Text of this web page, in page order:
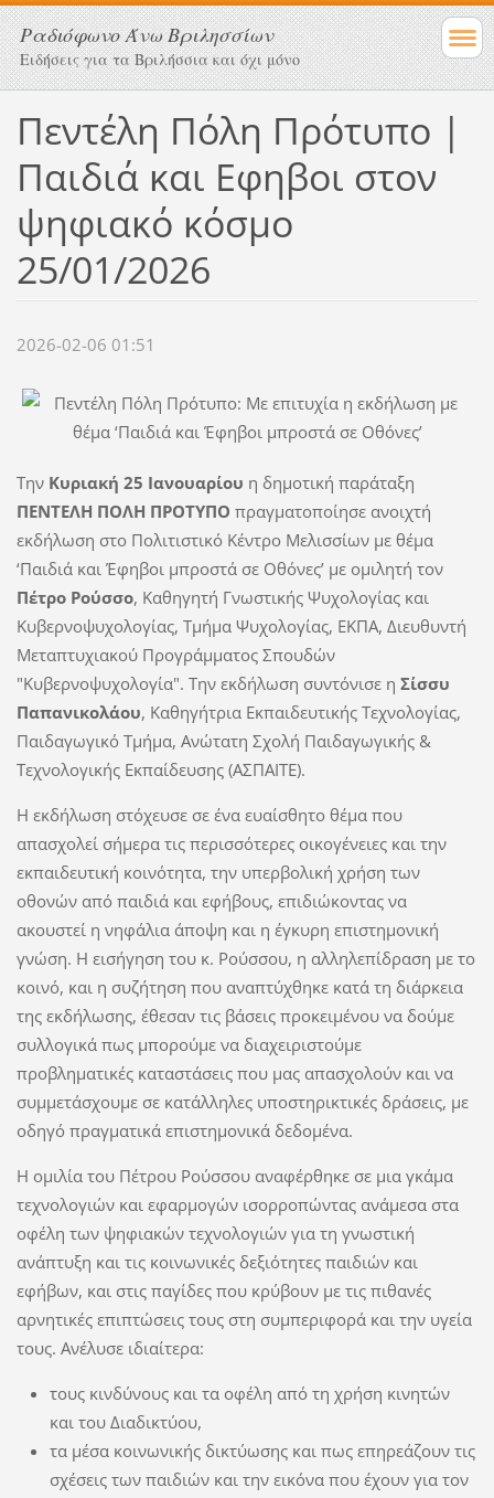
Ραδιόφωνο Άνω Βριλησσίων
Ειδήσεις για τα Βριλήσσια και όχι μόνο
Πεντέλη Πόλη Πρότυπο |
Παιδιά και Εφηβοι στον
ψηφιακό κόσμο
25/01/2026
2026-02-06 01:51
Την Κυριακή 25 Ιανουαρίου η δημοτική παράταξη
ΠΕΝΤΕΛΗ ΠΟΛΗ ΠΡΟΤΥΠΟ πραγματοποίησε ανοιχτή
εκδήλωση στο Πολιτιστικό Κέντρο Μελισσίων με θέμα
‘Παιδιά και Έφηβοι μπροστά σε Οθόνες’ με ομιλητή τον
Πέτρο Ρούσσο, Καθηγητή Γνωστικής Ψυχολογίας και
Κυβερνοψυχολογίας, Τμήμα Ψυχολογίας, ΕΚΠA, Διευθυντή
Μεταπτυχιακού Προγράμματος Σπουδών
"Κυβερνοψυχολογία". Tην εκδήλωση συντόνισε η Σίσσυ
Παπανικολάου, Καθηγήτρια Εκπαιδευτικής Τεχνολογίας,
Παιδαγωγικό Τμήμα, Aνώτατη Σχολή Παιδαγωγικής &
Τεχνολογικής Εκπαίδευσης (ΑΣΠΑΙΤΕ).
Η εκδήλωση στόχευσε σε ένα ευαίσθητο θέμα που
απασχολεί σήμερα τις περισσότερες οικογένειες και την
εκπαιδευτική κοινότητα, την υπερβολική χρήση των
οθονών από παιδιά και εφήβους, επιδιώκοντας να
ακουστεί η νηφάλια άποψη και η έγκυρη επιστημονική
γνώση. Η εισήγηση του κ. Ρούσσου, η αλληλεπίδραση με το
κοινό, και η συζήτηση που αναπτύχθηκε κατά τη διάρκεια
της εκδήλωσης, έθεσαν τις βάσεις προκειμένου να δούμε
συλλογικά πως μπορούμε να διαχειριστούμε
προβληματικές καταστάσεις που μας απασχολούν και να
συμμετάσχουμε σε κατάλληλες υποστηρικτικές δράσεις, με
οδηγό πραγματικά επιστημονικά δεδομένα.
Η ομιλία του Πέτρου Ρούσσου αναφέρθηκε σε μια γκάμα
τεχνολογιών και εφαρμογών ισορροπώντας ανάμεσα στα
οφέλη των ψηφιακών τεχνολογιών για τη γνωστική
ανάπτυξη και τις κοινωνικές δεξιότητες παιδιών και
εφήβων, και στις παγίδες που κρύβουν με τις πιθανές
αρνητικές επιπτώσεις τους στη συμπεριφορά και την υγεία
τους. Ανέλυσε ιδιαίτερα:
τους κινδύνους και τα οφέλη από τη χρήση κινητών
και του Διαδικτύου,
τα μέσα κοινωνικής δικτύωσης και πως επηρεάζουν τις
σχέσεις των παιδιών και την εικόνα που έχουν για τον